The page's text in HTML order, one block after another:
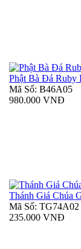
Phật Bà Đá Ruby
Mã Số: B46A05
980.000 VNĐ
Thánh Giá Chúa
Mã Số: TG74A02
235.000 VNĐ